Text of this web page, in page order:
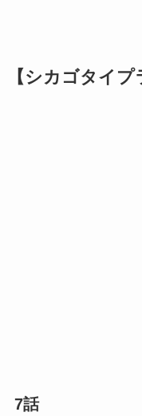
【シカゴタイ
7話